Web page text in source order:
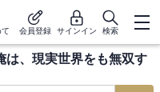
会員登録 サインイン 検索
は、現実世界をも無双す